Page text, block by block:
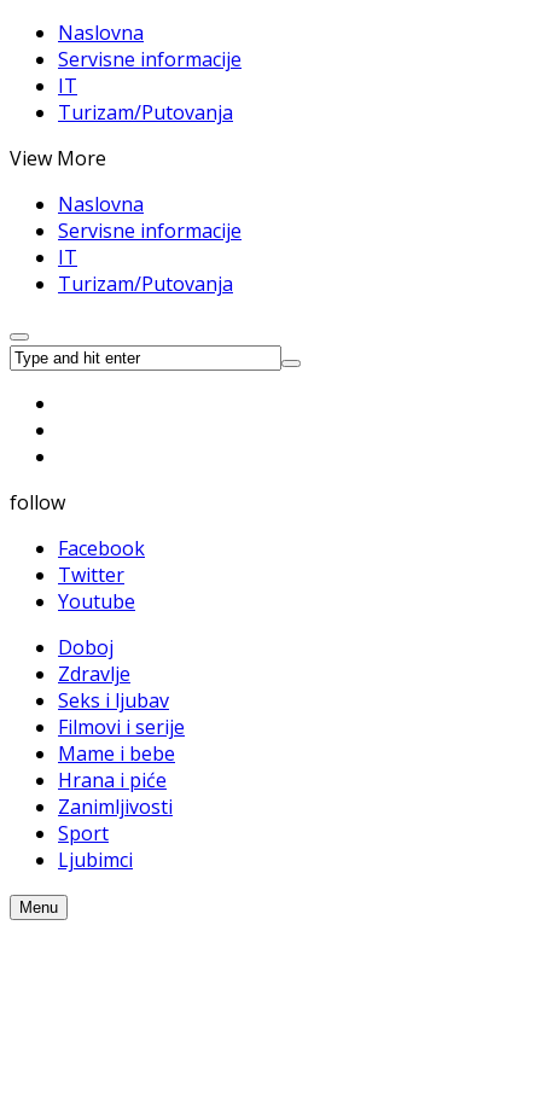
Naslovna
Servisne informacije
IT
Turizam/Putovanja
View More
Naslovna
Servisne informacije
IT
Turizam/Putovanja
follow
Facebook
Twitter
Youtube
Doboj
Zdravlje
Seks i ljubav
Filmovi i serije
Mame i bebe
Hrana i piće
Zanimljivosti
Sport
Ljubimci
Menu